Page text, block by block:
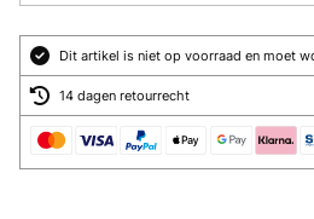
Dit artikel is niet op voorraad en moet
14 dagen retourrecht